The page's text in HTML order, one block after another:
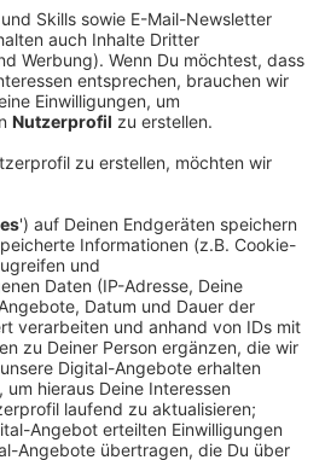
und fünf
Schauspieler oder
ist, stellt er sich auch dem
„Fünf für". Dabei wird
sondern dem Gast
Hand gedrückt, zu denen er
Erstes einfällt. Keine
Promotionaussagen -
Geschichten - das ist „Fünf